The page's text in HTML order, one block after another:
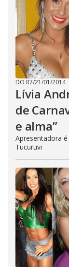
DO R7/21/01/2014
Lívia
de
e alma”
Apresentadora
Tucuruvi